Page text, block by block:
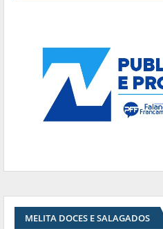
MELITA DOCES E SALAGADOS